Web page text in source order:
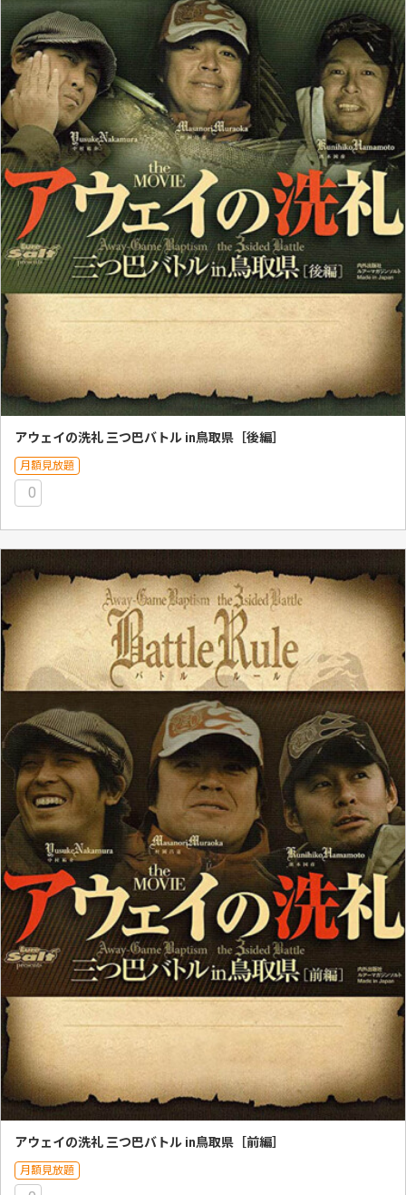
アウェイの洗礼 三つ巴バトル in鳥取県［後編］
月額見放題
0
アウェイの洗礼 三つ巴バトル in鳥取県［前編］
月額見放題